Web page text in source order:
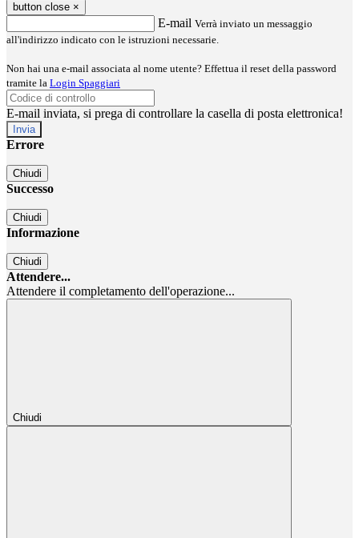
button close ×
E-mail Verrà inviato un messaggio
all'indirizzo indicato con le istruzioni necessarie.
Non hai una e-mail associata al nome utente? Effettua il reset della password
tramite la Login Spaggiari
E-mail inviata, si prega di controllare la casella di posta elettronica!
Errore
Chiudi
Successo
Chiudi
Informazione
Chiudi
Attendere...
Attendere il completamento dell'operazione...
Chiudi